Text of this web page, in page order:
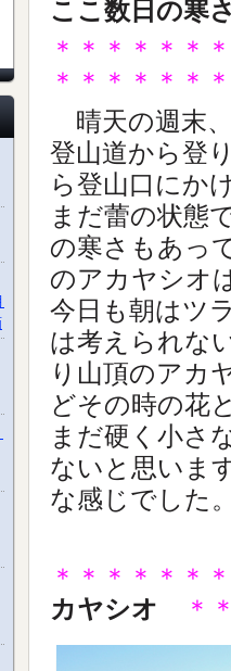
ここ数日の寒
＊＊＊＊＊＊
＊＊＊＊＊＊
晴天の週末
登山道から登
ら登山口にか
まだ蕾の状態
の寒さもあっ
のアカヤシオ
今日も朝はツ
は考えられな
り山頂のアカ
どその時の花
まだ硬く小さ
ないと思いま
な感じでした
＊＊＊＊＊＊
カヤシオ
＊